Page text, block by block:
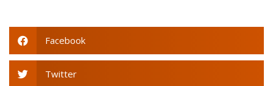
Facebook
Twitter